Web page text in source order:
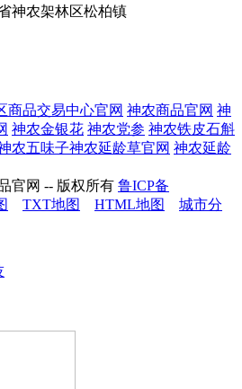
神农架林区松柏镇
商品交易中心官网 神农商品官网 神
神农金银花 神农党参 神农铁皮石斛
农五味子神农延龄草官网 神农延龄
官网 -- 版权所有 鲁ICP备
TXT地图 HTML地图
城市分